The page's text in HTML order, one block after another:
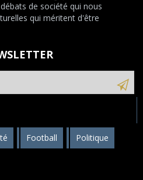
de société qui nous
qui méritent d'être
Football Politique